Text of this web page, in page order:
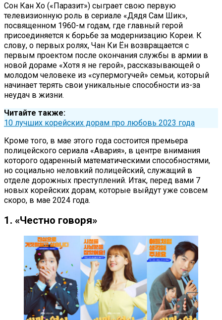
Сон Кан Хо («Паразит») сыграет свою первую
телевизионную роль в сериале «Дядя Сам Шик»,
посвященном 1960-м годам, где главный герой
присоединяется к борьбе за модернизацию Кореи. К
слову, о первых ролях, Чан Ки Ён возвращается с
первым проектом после окончания службы в армии в
новой дораме «Хотя я не герой», рассказывающей о
молодом человеке из «супермогучей» семьи, который
начинает терять свои уникальные способности из-за
неудач в жизни.
Читайте также:
10 лучших корейских дорам про любовь 2023 года
Кроме того, в мае этого года состоится премьера
полицейского сериала «Авария», в центре внимания
которого одаренный математическими способностями,
но социально неловкий полицейский, служащий в
отделе дорожных преступлений. Итак, перед вами 7
новых корейских дорам, которые выйдут уже совсем
скоро, в мае 2024 года.
1. «Честно говоря»